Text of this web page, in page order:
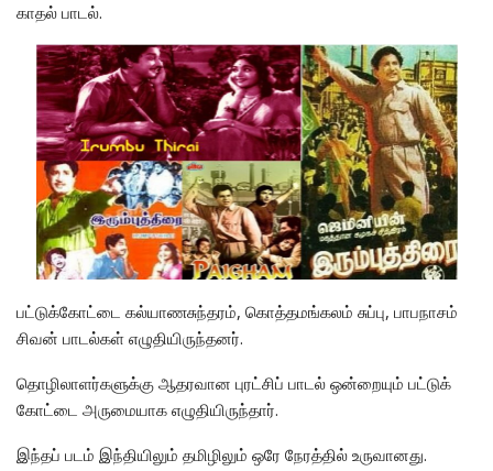
காதல் பாடல்.
பட்டுக்கோட்டை கல்யாணசுந்தரம், கொத்தமங்கலம் சுப்பு, பாபநாசம்
சிவன் பாடல்கள் எழுதியிருந்தனர்.
தொழிலாளர்களுக்கு ஆதரவான புரட்சிப் பாடல் ஒன்றையும் பட்டுக்
கோட்டை அருமையாக எழுதியிருந்தார்.
இந்தப் படம் இந்தியிலும் தமிழிலும் ஒரே நேரத்தில் உருவானது.